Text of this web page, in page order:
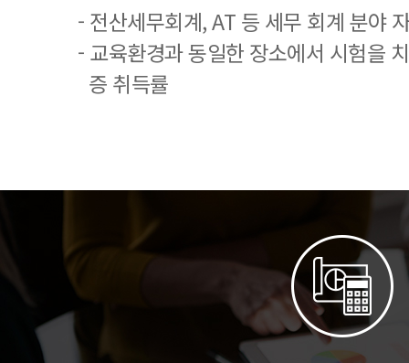
- 전산세무회계, AT 등 세무 회계 분야
- 교육환경과 동일한 장소에서 시험을
증 취득률